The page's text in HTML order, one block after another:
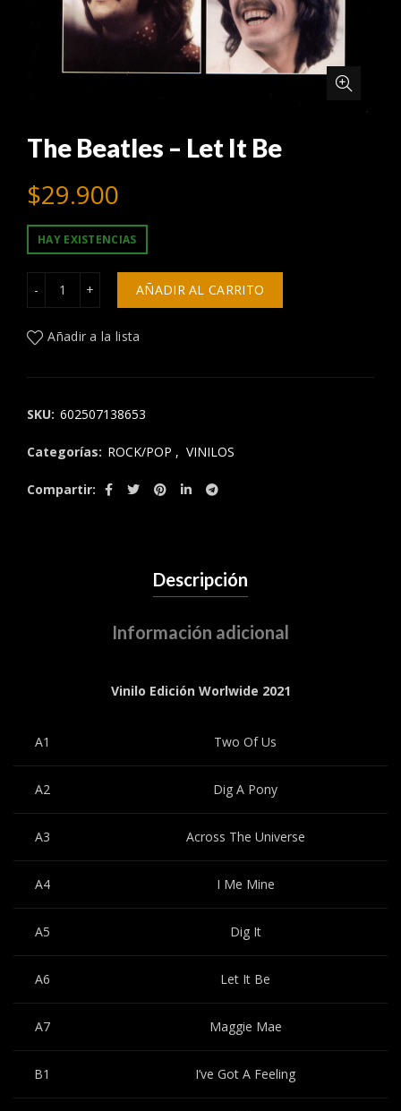
The Beatles – Let It Be
$29.900
HAY EXISTENCIAS
The Beatles - Let It Be cantidad
AÑADIR AL CARRITO
Añadir a la lista
SKU: 602507138653
Categorías: ROCK/POP , VINILOS
Compartir
Descripción
Información adicional
Vinilo Edición Worlwide 2021
A1 Two Of Us
A2 Dig A Pony
A3 Across The Universe
A4 I Me Mine
A5 Dig It
A6 Let It Be
A7 Maggie Mae
B1 I’ve Got A Feeling